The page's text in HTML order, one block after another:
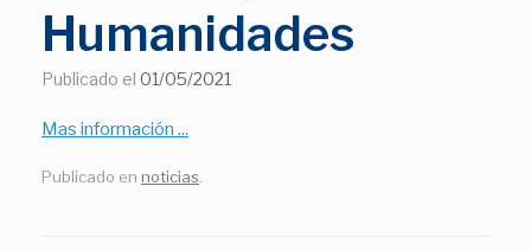
Humanidades
Publicado el 01/05/2021
Mas información ...
Publicado en noticias